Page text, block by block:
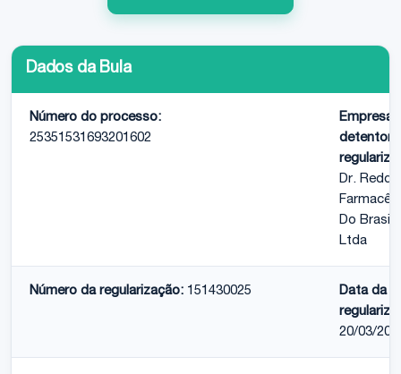
Dados da Bula
Número do processo:
25351531693201602
Empresa
detentora
Dr.
Do Brasil
Ltda
Número da regularização: 151430025
Data da
20/03/